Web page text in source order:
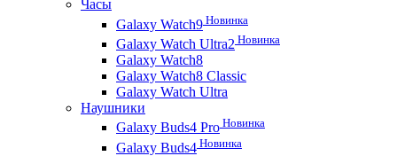
Часы
Galaxy Watch9 Новинка
Galaxy Watch Ultra2 Новинка
Galaxy Watch8
Galaxy Watch8 Classic
Galaxy Watch Ultra
Наушники
Galaxy Buds4 Pro Новинка
Galaxy Buds4 Новинка